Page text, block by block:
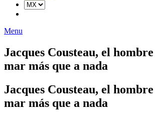
Menu
Jacques Cousteau, el
mar más que a nada
Jacques Cousteau, el
mar más que a nada